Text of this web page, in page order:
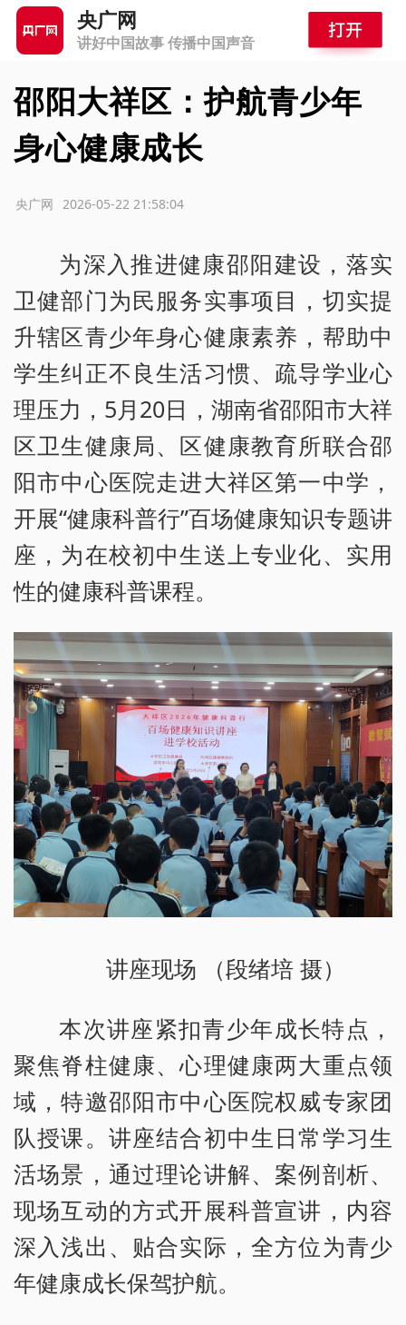
央广网
讲好中国故事 传播中国声音
邵阳大祥区：护航青少年
身心健康成长
2026-05-22 21:58:04
央广网
为深入推进健康邵阳建设，落实
卫健部门为民服务实事项目，切实提
升辖区青少年身心健康素养，帮助中
学生纠正不良生活习惯、疏导学业心
理压力，5月20日，湖南省邵阳市大祥
区卫生健康局、区健康教育所联合邵
阳市中心医院走进大祥区第一中学，
开展“健康科普行”百场健康知识专题讲
座，为在校初中生送上专业化、实用
性的健康科普课程。
讲座现场 （段绪培 摄）
本次讲座紧扣青少年成长特点，
聚焦脊柱健康、心理健康两大重点领
域，特邀邵阳市中心医院权威专家团
队授课。讲座结合初中生日常学习生
活场景，通过理论讲解、案例剖析、
现场互动的方式开展科普宣讲，内容
深入浅出、贴合实际，全方位为青少
年健康成长保驾护航。